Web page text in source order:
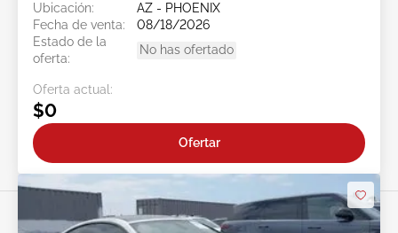
Ubicación:
AZ - PHOENIX
Fecha de venta:
08/18/2026
Estado de la
oferta:
No has ofertado
Oferta actual:
$0
Ofertar